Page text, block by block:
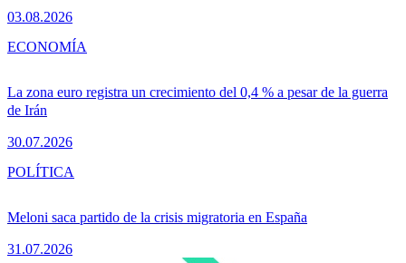
03.08.2026
La zona euro registra un crecimiento del 0,4 % a pesar de la guerra
de Irán
30.07.2026
ECONOMÍA
Meloni saca partido de la crisis migratoria en España
31.07.2026
POLÍTICA